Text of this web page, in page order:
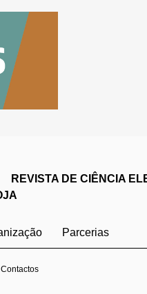
REVISTA DE CIÊNCIA
Parcerias
Contactos